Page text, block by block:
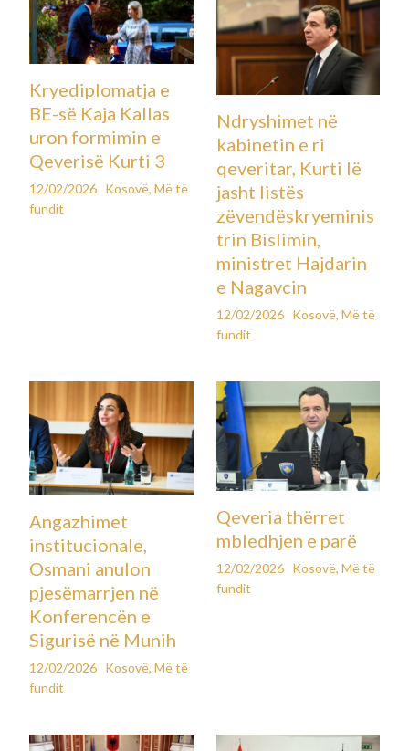
Kryediplomatja e
BE-së Kaja Kallas
uron formimin e
Qeverisë Kurti 3
12/02/2026 Kosovë,Më të
fundit
Ndryshimet në
kabinetin e ri
qeveritar, Kurti lë
jasht listës
zëvendëskryeminis
trin Bislimin,
ministret Hajdarin
e Nagavcin
12/02/2026 Kosovë, Më të
fundit
Angazhimet
institucionale,
Osmani anulon
pjesëmarrjen në
Konferencën e
Sigurisë në Munih
12/02/2026 Kosovë,Më të
fundit
Qeveria thërret
mbledhjen e parë
12/02/2026 Kosovë, Më të
fundit